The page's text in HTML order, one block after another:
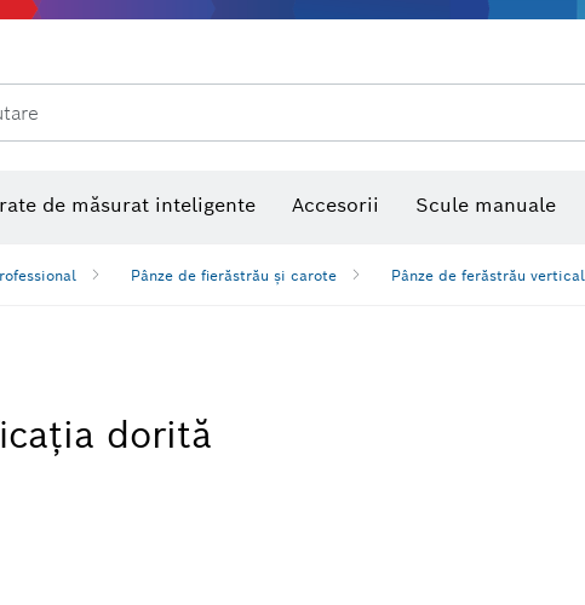
de măsurat inteligente Accesorii Scule manuale
Pânze de fierăstrău și carote Pânze de ferăstrău vertical
dorită